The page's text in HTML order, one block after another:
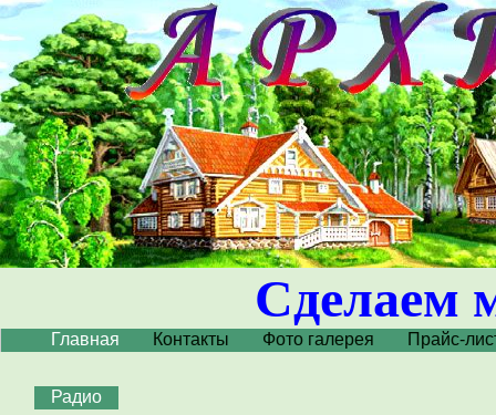
Сделаем
Главная Контакты Фото галерея Прайс-
Радио